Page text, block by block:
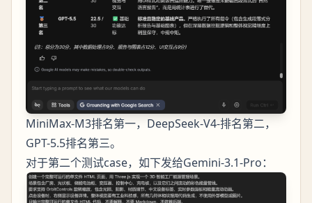
MiniMax-M3排名第一，DeepSeek-V4-排名第二，
GPT-5.5排名第三。
对于第二个测试case，如下发给Gemini-3.1-Pro：